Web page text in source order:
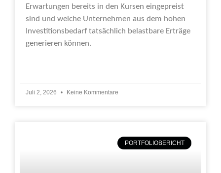
Erwartungen bereits in den Kursen eingepreist
sind und welche Unternehmen aus dem hohen
Investitionsbedarf tatsächlich belastbare Erträge
generieren können.
Juli 2, 2026 Keine Kommentare
PORTFOLIOBERICHT